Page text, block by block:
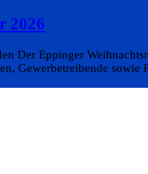
2026
Der Eppinger
Gewerbetreibende sowie